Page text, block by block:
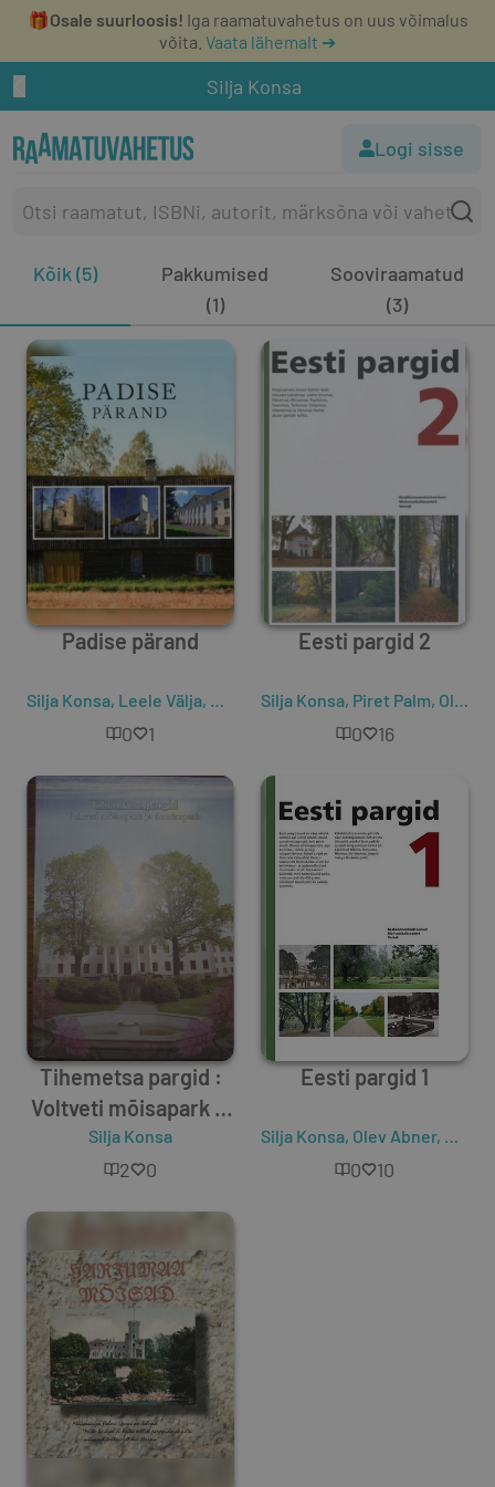
🎁Osale suurloosis! Iga raamatuvahetus on uus võimalus
võita. Vaata lähemalt ➔
Silja Konsa
Logi sisse
Kõik (5)
Pakkumised
(1)
Sooviraamatud
(3)
Padise pärand
Silja Konsa, Leele Välja, Heli Nurger ,Helen Sooväli-Sepping
0 1
Eesti pargid 2
Silja Konsa, Piret Palm, Olev Abner
0 16
Tihemetsa pargid :
Voltveti mõisapark ja
dendropark
Silja Konsa
2 0
Eesti pargid 1
Silja Konsa, Olev Abner, Ants
0 10